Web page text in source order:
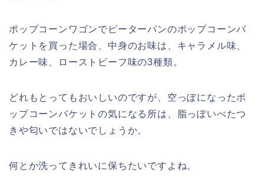
ポップコーンワゴンでピーターパンのポップコーンバ
ケットを買った場合、中身のお味は、キャラメル味、
カレー味、ローストビーフ味の3種類。
どれもとってもおいしいのですが、空っぽになったポ
ップコーンバケットの気になる所は、脂っぽいべたつ
きや匂いではないでしょうか。
何とか洗ってきれいに保ちたいですよね。